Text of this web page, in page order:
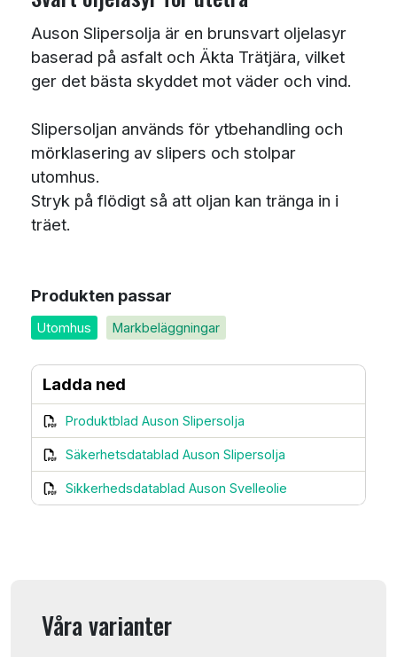
Auson Slipersolja är en brunsvart oljelasyr
baserad på asfalt och Äkta Trätjära, vilket
ger det bästa skyddet mot väder och vind.
Slipersoljan används för ytbehandling och
mörklasering av slipers och stolpar
utomhus.
Stryk på flödigt så att oljan kan tränga in i
träet.
Produkten passar
Utomhus Markbeläggningar
Ladda ned
Produktblad Auson Slipersolja
Säkerhetsdatablad Auson Slipersolja
Sikkerhedsdatablad Auson Svelleolie
Våra varianter